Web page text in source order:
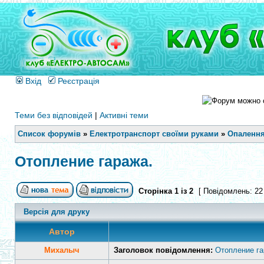
Вхід Реєстрація
Теми без відповідей | Активні теми
Список форумів » Електротранспорт своїми руками »
Отопление гаража.
Сторінка 1із2 [ Повідомлень:
Версія для друку
Автор
Михалыч Заголовок повідомлення: Отопление